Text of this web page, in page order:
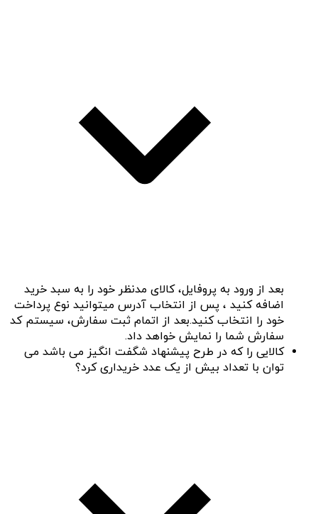
بعد از ورود به پروفایل، کالای مدنظر خود را به سبد خرید
اضافه کنید ، پس از انتخاب آدرس میتوانید نوع پرداخت
خود را انتخاب کنید.بعد از اتمام ثبت سفارش، سیستم کد
سفارش شما را نمایش خواهد داد.
کالایی را که در طرح پیشنهاد شگفت انگیز می باشد می
توان با تعداد بیش از یک عدد خریداری کرد؟